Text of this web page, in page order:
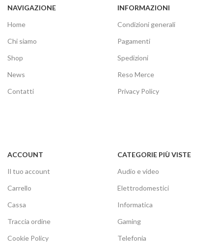
NAVIGAZIONE
Home
Chi siamo
Shop
News
Contatti
INFORMAZIONI
Condizioni generali
Pagamenti
Spedizioni
Reso Merce
Privacy Policy
ACCOUNT
Il tuo account
Carrello
Cassa
Traccia ordine
Cookie Policy
CATEGORIE PIÙ VISTE
Audio e video
Elettrodomestici
Informatica
Gaming
Telefonia